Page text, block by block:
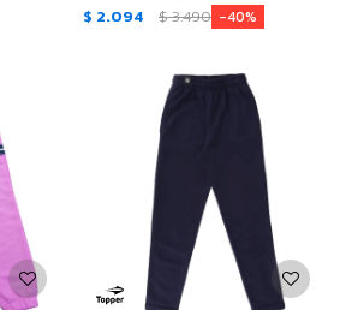
$ 2.094 $3.490 40